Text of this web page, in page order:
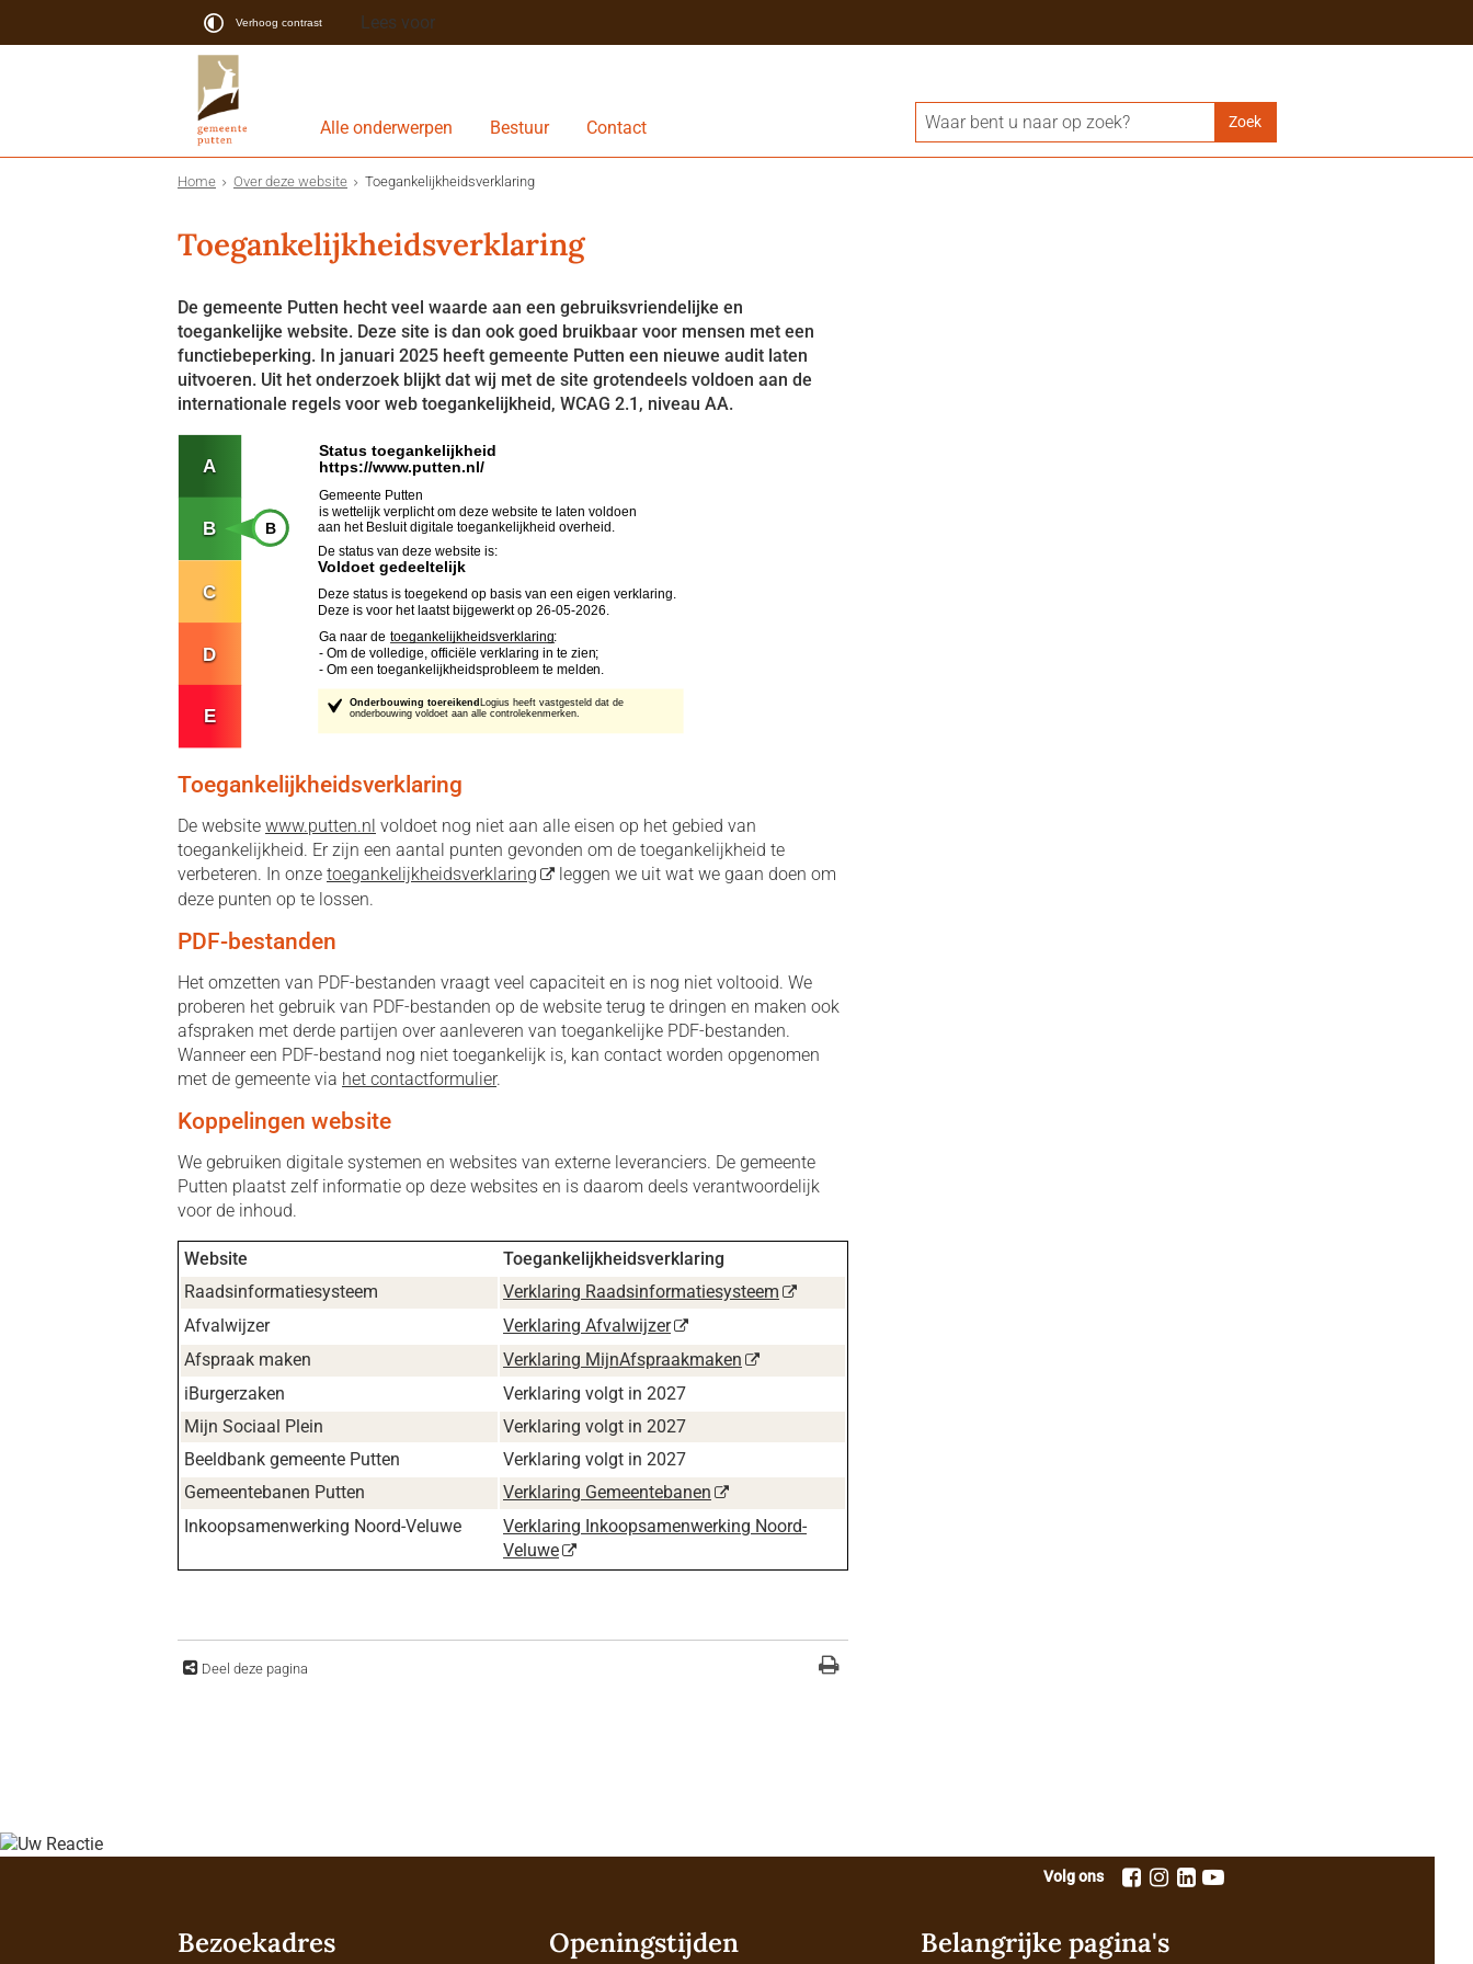
Verhoog contrast Lees voor
Alle onderwerpen Bestuur Contact
Home Over deze website Toegankelijkheidsverklaring
Toegankelijkheidsverklaring
De gemeente Putten hecht veel waarde aan een gebruiksvriendelijke en
toegankelijke website. Deze site is dan ook goed bruikbaar voor mensen met een
functiebeperking. In januari 2025 heeft gemeente Putten een nieuwe audit laten
uitvoeren. Uit het onderzoek blijkt dat wij met de site grotendeels voldoen aan de
internationale regels voor web toegankelijkheid, WCAG 2.1, niveau AA.
Toegankelijkheidsverklaring
De website www.putten.nl voldoet nog niet aan alle eisen op het gebied van
toegankelijkheid. Er zijn een aantal punten gevonden om de toegankelijkheid te
verbeteren. In onze toegankelijkheidsverklaring
leggen we uit wat we gaan doen om
deze punten op te lossen.
PDF-bestanden
Het omzetten van PDF-bestanden vraagt veel capaciteit en is nog niet voltooid. We
proberen het gebruik van PDF-bestanden op de website terug te dringen en maken ook
afspraken met derde partijen over aanleveren van toegankelijke PDF-bestanden.
Wanneer een PDF-bestand nog niet toegankelijk is, kan contact worden opgenomen
met de gemeente via het contactformulier.
Koppelingen website
We gebruiken digitale systemen en websites van externe leveranciers. De gemeente
Putten plaatst zelf informatie op deze websites en is daarom deels verantwoordelijk
voor de inhoud.
Website
Toegankelijkheidsverklaring
Raadsinformatiesysteem
Verklaring Raadsinformatiesysteem
Afvalwijzer
Verklaring Afvalwijzer
Afspraak maken
Verklaring MijnAfspraakmaken
iBurgerzaken
Verklaring volgt in 2027
Mijn Sociaal Plein
Verklaring volgt in 2027
Beeldbank gemeente Putten
Verklaring volgt in 2027
Gemeentebanen Putten
Verklaring Gemeentebanen
Inkoopsamenwerking Noord-Veluwe
Verklaring Inkoopsamenwerking Noord-
Veluwe
Deel deze pagina
Volg ons
Bezoekadres Openingstijden Belangrijke pagina's